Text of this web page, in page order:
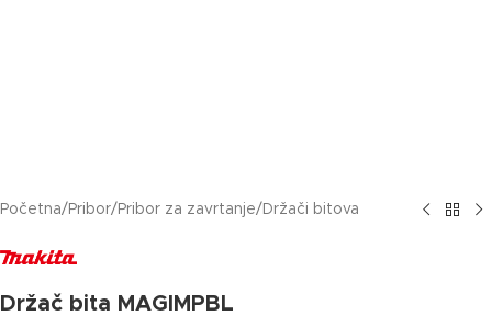
Početna/ Pribor/ Pribor za zavrtanje/ Držači bitova
Držač bita MAGIMPBL